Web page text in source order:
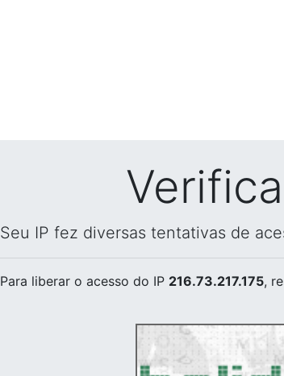
Seu IP fez diversas tentativas de
Para liberar o acesso do IP 216.73.217.175,